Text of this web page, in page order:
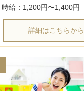
詳細はこちらから